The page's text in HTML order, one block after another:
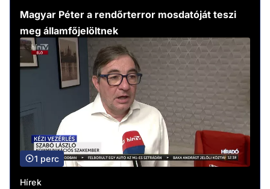
Magyar Péter a rendőrterror mosdatóját teszi
meg államfőjelöltnek
1 perc
Hírek